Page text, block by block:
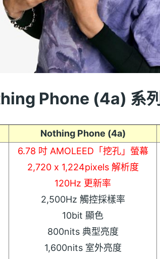
Phone (4a) 系
Nothing Phone (4a)
6.78 吋 AMOLEED「挖孔」螢幕
2,720 x 1,224pixels 解析度
120Hz 更新率
2,500Hz 觸控採樣率
10bit 顯色
800nits 典型亮度
1,600nits 室外亮度